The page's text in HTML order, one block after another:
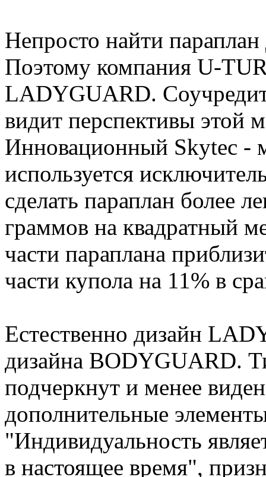
Непросто найти
Поэтому компания U-
LADYGUARD.
видит перспективы этой
Инновационный Skytec -
используется
сделать параплан более
граммов на квадратный
части параплана
части купола на 11% в
Естественно дизайн
дизайна BODYGUARD.
подчеркнут и менее
дополнительные
"Индивидуальность
в настоящее время",